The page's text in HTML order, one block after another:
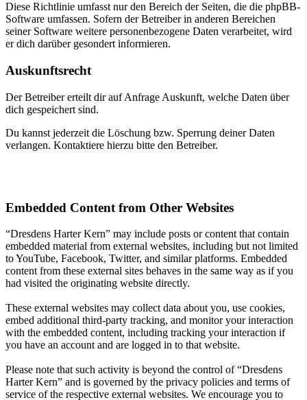
Diese Richtlinie umfasst nur den Bereich der Seiten, die die phpBB-
Software umfassen. Sofern der Betreiber in anderen Bereichen
seiner Software weitere personenbezogene Daten verarbeitet, wird
er dich darüber gesondert informieren.
Auskunftsrecht
Der Betreiber erteilt dir auf Anfrage Auskunft, welche Daten über
dich gespeichert sind.
Du kannst jederzeit die Löschung bzw. Sperrung deiner Daten
verlangen. Kontaktiere hierzu bitte den Betreiber.
Embedded Content from Other Websites
“Dresdens Harter Kern” may include posts or content that contain
embedded material from external websites, including but not limited
to YouTube, Facebook, Twitter, and similar platforms. Embedded
content from these external sites behaves in the same way as if you
had visited the originating website directly.
These external websites may collect data about you, use cookies,
embed additional third-party tracking, and monitor your interaction
with the embedded content, including tracking your interaction if
you have an account and are logged in to that website.
Please note that such activity is beyond the control of “Dresdens
Harter Kern” and is governed by the privacy policies and terms of
service of the respective external websites. We encourage you to